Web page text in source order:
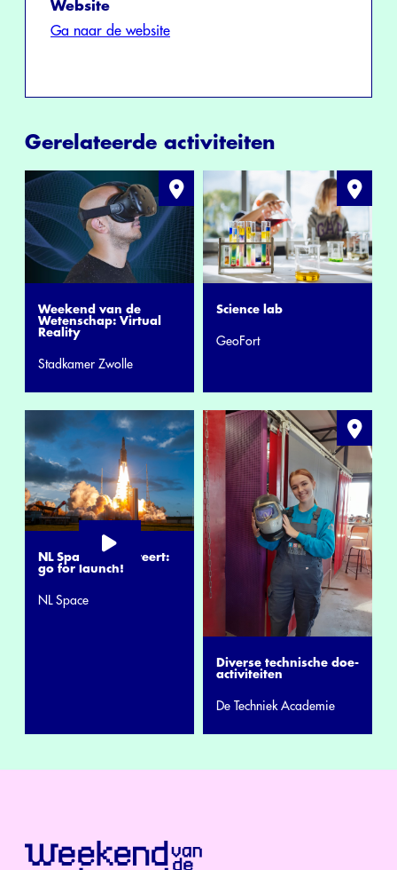
Website
Ga naar de website
Gerelateerde activiteiten
Weekend van de
Wetenschap: Virtual
Reality
Stadkamer Zwolle
Science lab
GeoFort
NL Space presenteert:
go for launch!
NL Space
Diverse technische doe-
activiteiten
De Techniek Academie